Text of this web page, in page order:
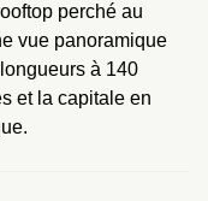
perché au
vue panoramique
à 140
et la capitale en